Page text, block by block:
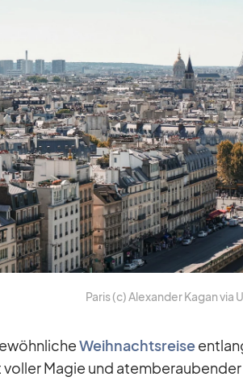
Pa­ris (c) Alex­an­der Ka­gan via
Weih­nachts­reise
vol­ler Ma­gie und